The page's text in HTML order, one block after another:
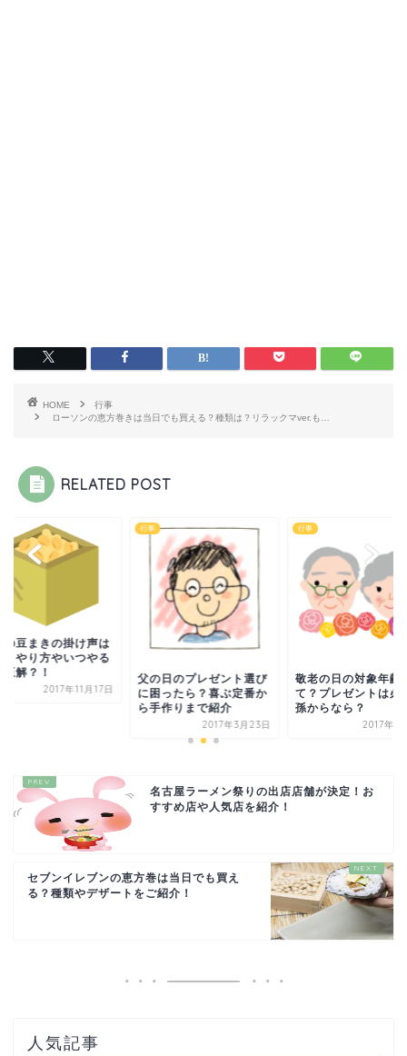
HOME
行事
ローソンの恵方巻きは当日でも買える？種類は？リラックマver.も…
RELATED POST
の豆まきの掛け声は
！やり方やいつやる
正解？！
2017年11月17日
行事
父の日のプレゼント選び
に困ったら？喜ぶ定番か
ら手作りまで紹介
2017年3月23日
行事
敬老の日の対象年齢
て？プレゼントは必
孫からなら？
2017年6
名古屋ラーメン祭りの出店店舗が決定！お
すすめ店や人気店を紹介！
セブンイレブンの恵方巻は当日でも買え
る？種類やデザートをご紹介！
人気記事